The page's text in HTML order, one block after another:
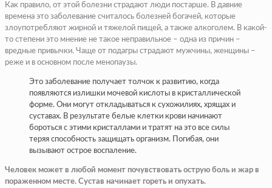
Как правило, от этой болезни страдают люди постарше. В давние
времена это заболевание считалось болезней богачей, которые
злоупотребляют жирной и тяжелой пищей, а также алкоголем. В какой-
то степени это мнение не такое неправильное – одна из причин –
вредные привычки. Чаще от подагры страдают мужчины, женщины –
реже и в основном после менопаузы.
Это заболевание получает толчок к развитию, когда
появляются излишки мочевой кислоты в кристаллической
форме. Они могут откладываться к сухожилиях, хрящах и
суставах. В результате белые клетки крови начинают
бороться с этими кристаллами и тратят на это все силы
теряя способность защищать организм. Погибая, они
вызывают острое воспаление.
Человек может в любой момент почувствовать острую боль и жар в
пораженном месте. Сустав начинает гореть и опухать.